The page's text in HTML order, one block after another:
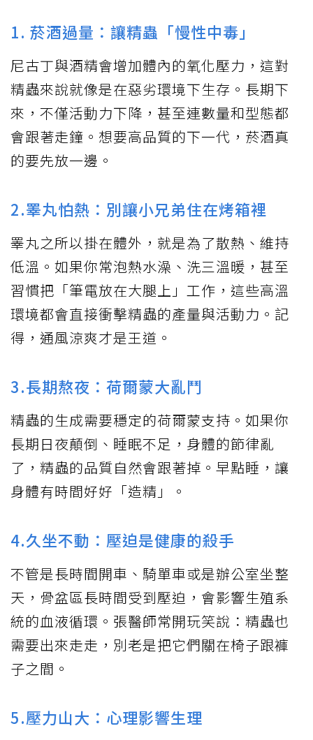
1. 菸酒過量：讓精蟲「慢性中毒」
尼古丁與酒精會增加體內的氧化壓力，這對
精蟲來說就像是在惡劣環境下生存。長期下
來，不僅活動力下降，甚至連數量和型態都
會跟著走鐘。想要高品質的下一代，菸酒真
的要先放一邊。
2.睪丸怕熱：別讓小兄弟住在烤箱裡
睪丸之所以掛在體外，就是為了散熱、維持
低溫。如果你常泡熱水澡、洗三溫暖，甚至
習慣把「筆電放在大腿上」工作，這些高溫
環境都會直接衝擊精蟲的產量與活動力。記
得，通風涼爽才是王道。
3.長期熬夜：荷爾蒙大亂鬥
精蟲的生成需要穩定的荷爾蒙支持。如果你
長期日夜顛倒、睡眠不足，身體的節律亂
了，精蟲的品質自然會跟著掉。早點睡，讓
身體有時間好好「造精」。
4.久坐不動：壓迫是健康的殺手
不管是長時間開車、騎單車或是辦公室坐整
天，骨盆區長時間受到壓迫，會影響生殖系
統的血液循環。張醫師常開玩笑說：精蟲也
需要出來走走，別老是把它們關在椅子跟褲
子之間。
5.壓力山大：心理影響生理